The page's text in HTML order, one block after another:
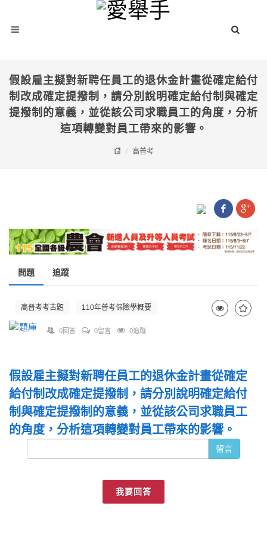
假設雇主擬對新聘任員工的退休金計畫從確定給付
制改成確定提撥制，請分別說明確定給付制與確定
提撥制的意義，並從該公司求職員工的角度，分析
這項轉變對員工帶來的影響。
高普考
問題 追蹤
高普考考古題 110年普考保險學概要
0回答 0留言 0追蹤
假設雇主擬對新聘任員工的退休金計畫從確定
給付制改成確定提撥制，請分別說明確定給付
制與確定提撥制的意義，並從該公司求職員工
的角度，分析這項轉變對員工帶來的影響。
留言
我要回答